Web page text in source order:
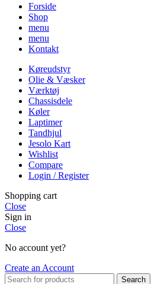
Forside
Shop
menu
menu
Kontakt
Køreudstyr
Olie & Væsker
Værktøj
Chassisdele
Køler
Laptimer
Tandhjul
Jesolo Kart
Wishlist
Compare
Login / Register
Shopping cart
Close
Sign in
Close
No account yet?
Create an Account
Search